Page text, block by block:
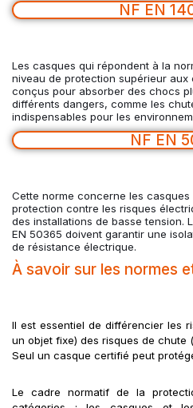
NF EN
Les casques qui répondent à la
niveau de protection supérieur aux
conçus pour absorber des chocs
différents dangers, comme les
indispensables pour les
NF EN
Cette norme concerne les
protection contre les risques
des installations de basse tension.
EN 50365 doivent garantir une
de résistance électrique.
À savoir sur les normes
Il est essentiel de différencier les
un objet fixe) des risques de chute
Seul un casque certifié peut
Le cadre normatif de la